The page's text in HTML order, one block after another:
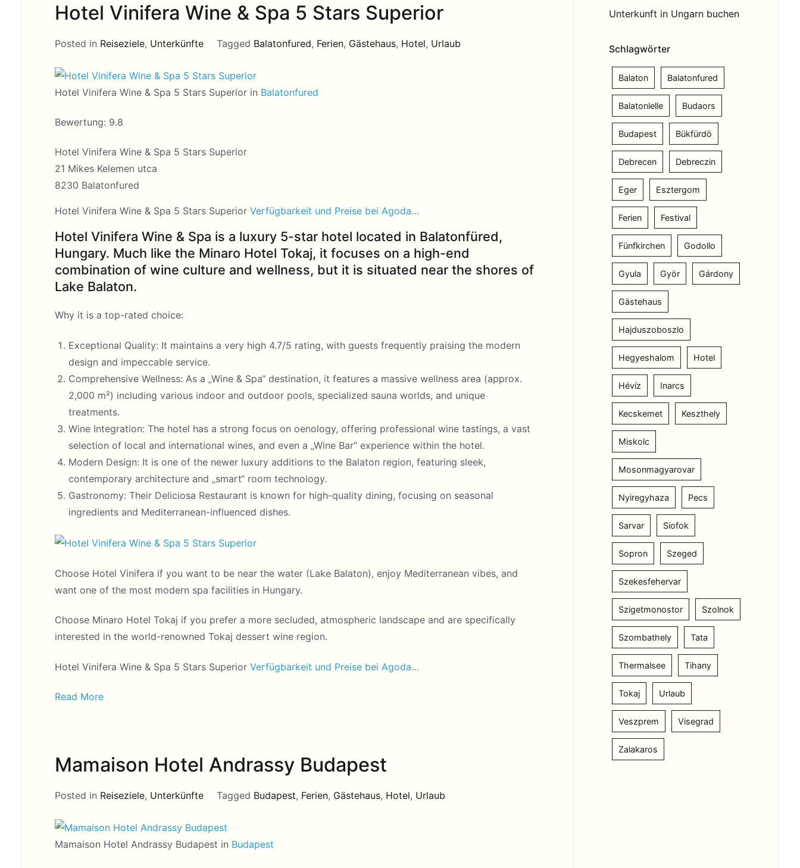
Hotel Vinifera Wine & Spa 5 Stars Superior
Posted in Reiseziele, Unterkünfte Tagged Balatonfured, Ferien, Gästehaus, Hotel, Urlaub
Hotel Vinifera Wine & Spa 5 Stars Superior in Balatonfured
Bewertung: 9.8
Hotel Vinifera Wine & Spa 5 Stars Superior
21 Mikes Kelemen utca
8230 Balatonfured
Hotel Vinifera Wine & Spa 5 Stars Superior Verfügbarkeit und Preise bei Agoda…
Hotel Vinifera Wine & Spa is a luxury 5-star hotel located in Balatonfüred,
Hungary. Much like the Minaro Hotel Tokaj, it focuses on a high-end
combination of wine culture and wellness, but it is situated near the shores of
Lake Balaton.
Why it is a top-rated choice:
Exceptional Quality: It maintains a very high 4.7/5 rating, with guests frequently praising the modern
design and impeccable service.
Comprehensive Wellness: As a „Wine & Spa“ destination, it features a massive wellness area (approx.
2,000 m²) including various indoor and outdoor pools, specialized sauna worlds, and unique
treatments.
Wine Integration: The hotel has a strong focus on oenology, offering professional wine tastings, a vast
selection of local and international wines, and even a „Wine Bar“ experience within the hotel.
Modern Design: It is one of the newer luxury additions to the Balaton region, featuring sleek,
contemporary architecture and „smart“ room technology.
Gastronomy: Their Deliciosa Restaurant is known for high-quality dining, focusing on seasonal
ingredients and Mediterranean-influenced dishes.
Choose Hotel Vinifera if you want to be near the water (Lake Balaton), enjoy Mediterranean vibes, and
want one of the most modern spa facilities in Hungary.
Choose Minaro Hotel Tokaj if you prefer a more secluded, atmospheric landscape and are specifically
interested in the world-renowned Tokaj dessert wine region.
Hotel Vinifera Wine & Spa 5 Stars Superior Verfügbarkeit und Preise bei Agoda…
Read More
Mamaison Hotel Andrassy Budapest
Posted in Reiseziele, Unterkünfte Tagged Budapest, Ferien, Gästehaus, Hotel, Urlaub
Mamaison Hotel Andrassy Budapest in Budapest
Unterkunft in Ungarn buchen
Schlagwörter
Balaton Balatonfured
Balatonlelle Budaors
Budapest Bükfürdö
Debrecen Debreczin
Eger Esztergom
Ferien Festival
Fünfkirchen Godollo
Gyula Györ Gárdony
Gästehaus
Hajduszoboszlo
Hegyeshalom Hotel
Hévíz Inarcs
Kecskemet Keszthely
Miskolc
Mosonmagyarovar
Nyiregyhaza Pecs
Sarvar Siofok
Sopron Szeged
Szekesfehervar
Szigetmonostor Szolnok
Szombathely Tata
Thermalsee Tihany
Tokaj Urlaub
Veszprem Visegrad
Zalakaros